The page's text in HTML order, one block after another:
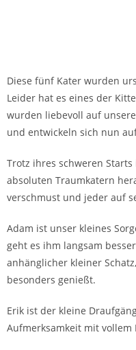
Diese fünf Kater wurden
Leider hat es eines der
wurden liebevoll auf
und entwickeln sich nun
Trotz ihres schweren
absoluten Traumkatern
verschmust und jeder auf
Adam ist unser kleines
geht es ihm langsam
anhänglicher kleiner
besonders genießt.
Erik ist der kleine
Aufmerksamkeit mit vollem